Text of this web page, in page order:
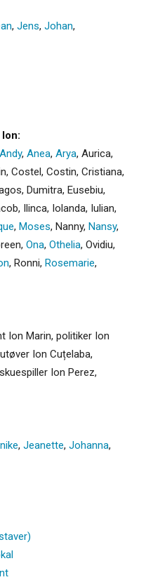
, Jens, Johan,
Andy, Anea, Arya, Aurica,
, Costel, Costin, Cristiana,
, Dumitra, Eusebiu,
, Ilinca, Iolanda, Iulian,
, Moses, Nanny, Nansy,
, Ona, Othelia, Ovidiu,
, Ronni, Rosemarie,
Ion Marin, politiker Ion
Ion Cuțelaba,
Ion Perez,
, Jeanette, Johanna,